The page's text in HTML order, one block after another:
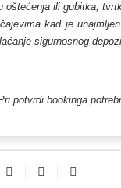
oštećenja ili gubitka,
kad je
sigurnosnog
potvrdi bookinga